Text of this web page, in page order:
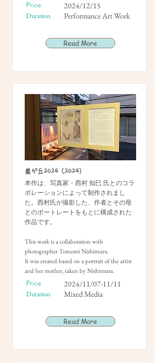
Price 2024/12/15
Duration Performance Art Work
Read More
嵐が丘2024（2024）
本作は、写真家・西村 知巳 氏とのコラ
ボレーションによって制作されまし
た。西村氏が撮影した、作者とその母
とのポートレートをもとに構成された
作品です。
This work is a collaboration with
photographer Tomomi Nishimura.
It was created based on a portrait of the artist
and her mother, taken by Nishimura.
Price 2024/11/07-11/11
Duration Mixed Media
Read More